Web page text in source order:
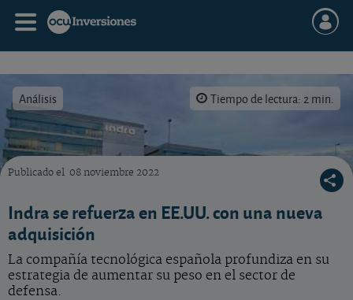
Análisis Tiempo de lectura: 2 min.
Indra se refuerza en EE.UU. pero el nuevo rumbo estratégico del grupo nos genera
Publicado el 08 noviembre 2022
Indra se refuerza en EE.UU. con una nueva
adquisición
La compañía tecnológica española profundiza en su
estrategia de aumentar su peso en el sector de
defensa.